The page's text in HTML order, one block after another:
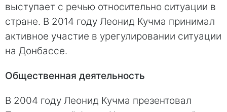
выступает с речью относительно ситуации в
стране. В 2014 году Леонид Кучма принимал
активное участие в урегулировании ситуации
на Донбассе.
Общественная деятельность
В 2004 году Леонид Кучма презентовал